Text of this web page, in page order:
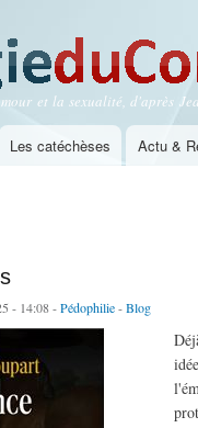
et la sexualité, d'après
Les catéchèses Actu &
- 14:08 -Pédophilie-Blog